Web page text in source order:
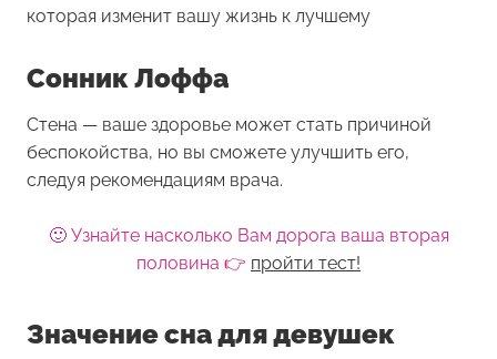
которая изменит вашу жизнь к лучшему
Сонник Лоффа
Стена — ваше здоровье может стать причиной
беспокойства, но вы сможете улучшить его,
следуя рекомендациям врача.
🙂 Узнайте насколько Вам дорога ваша вторая
половина 👉 пройти тест!
Значение сна для девушек